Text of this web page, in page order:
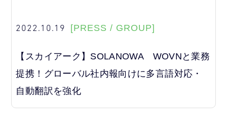
2022.10.19 [PRESS / GROUP]
【スカイアーク】SOLANOWA WOVNと業務
提携！グローバル社内報向けに多言語対応・
自動翻訳を強化